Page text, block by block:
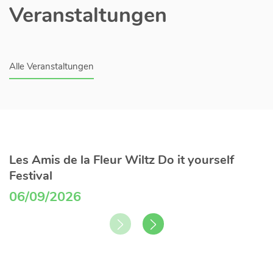
Veranstaltungen
Alle Veranstaltungen
Les Amis de la Fleur Wiltz Do it yourself
Festival
06/09/2026